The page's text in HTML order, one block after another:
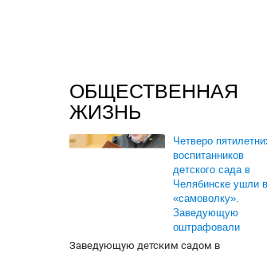
ОБЩЕСТВЕННАЯ
ЖИЗНЬ
Четверо
воспитанников
детского сада в
Челябинске ушли в
«самоволку».
Заведующую
оштрафовали
Заведующую детским садом в